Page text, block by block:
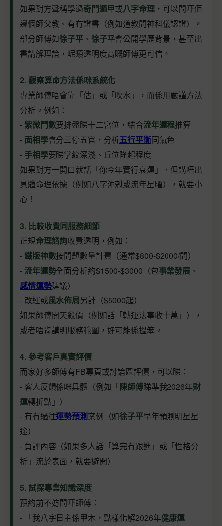
如果對方聲稱學過奇門遁甲或八字命理 ，可以問吓佢
邊個師父教、有冇證書（例如道教問神科儀認證）。
部分師傅如徐子平 、 徐子平會公開學歷背景，甚至出
書講解理論，呢類透明度高嘅師傅更可信。
2. 觀察算命方法係咪系統化
專業師傅唔會靠「估」或「吹水」，而係用嚴謹方法
分析。例如：
- 紫微鬥數要排盤睇十二宮位，結合流年運程推算
- 面相學會分三停五官，分析五行平衡同氣色
- 手相學要睇掌紋深淺、丘位隆起程度
如果對方一開口就話「你今年實行衰運」，但講唔出
具體命理依據（例如八字沖剋或流年星曜），就要小
心！
3. 比較收費同服務細節
正規命理諮詢收費透明，例如：
-鐵版神數按問題數量計費（通常$800-$2000/問）
- 流年運勢全面分析約$1500-$3000（包事業發展 、
感情運勢建議）
- 改運或風水佈局另計（$5000起）
如果師傅開天殺價（例如話「轉運法事收十萬」），
或者唔肯講明服務範圍，好可能係搵笨。
4. 參考客戶真實評價
而家好多師傅有FB專頁或討論區評價，可以睇：
- 客人反饋係咪具體（例如「陳師傅睇準我2026年財
運轉折點」）
- 有冇過往運勢預測案例（如徐子平早年預測明星星
途）
- 負評內容（如果多人話「算完冇跟進」或「性格分
析」流於表面，就要避開）
5. 試探專業知識深度
預約前不妨問吓師傅：
- 「我八字日主係甲木，點樣化解2026年健康運